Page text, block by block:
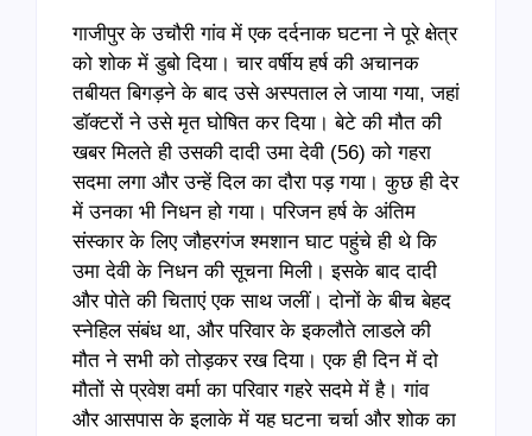
गाजीपुर के उचौरी गांव में एक दर्दनाक घटना ने पूरे क्षेत्र
को शोक में डुबो दिया। चार वर्षीय हर्ष की अचानक
तबीयत बिगड़ने के बाद उसे अस्पताल ले जाया गया, जहां
डॉक्टरों ने उसे मृत घोषित कर दिया। बेटे की मौत की
खबर मिलते ही उसकी दादी उमा देवी (56) को गहरा
सदमा लगा और उन्हें दिल का दौरा पड़ गया। कुछ ही देर
में उनका भी निधन हो गया। परिजन हर्ष के अंतिम
संस्कार के लिए जौहरगंज श्मशान घाट पहुंचे ही थे कि
उमा देवी के निधन की सूचना मिली। इसके बाद दादी
और पोते की चिताएं एक साथ जलीं। दोनों के बीच बेहद
स्नेहिल संबंध था, और परिवार के इकलौते लाडले की
मौत ने सभी को तोड़कर रख दिया। एक ही दिन में दो
मौतों से प्रवेश वर्मा का परिवार गहरे सदमे में है। गांव
और आसपास के इलाके में यह घटना चर्चा और शोक का